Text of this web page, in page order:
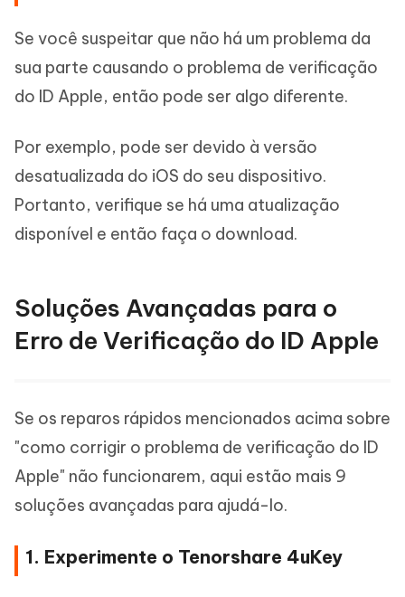
Se você suspeitar que não há um problema da
sua parte causando o problema de verificação
do ID Apple, então pode ser algo diferente.
Por exemplo, pode ser devido à versão
desatualizada do iOS do seu dispositivo.
Portanto, verifique se há uma atualização
disponível e então faça o download.
Soluções Avançadas para o
Erro de Verificação do ID Apple
Se os reparos rápidos mencionados acima sobre
"como corrigir o problema de verificação do ID
Apple" não funcionarem, aqui estão mais 9
soluções avançadas para ajudá-lo.
1. Experimente o Tenorshare 4uKey